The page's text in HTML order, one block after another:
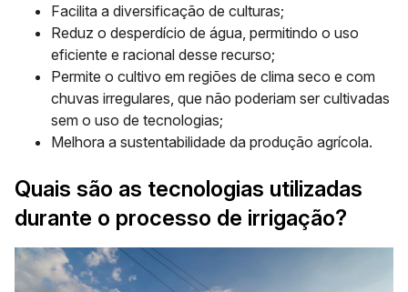
Facilita a diversificação de culturas;
Reduz o desperdício de água, permitindo o uso
eficiente e racional desse recurso;
Permite o cultivo em regiões de clima seco e com
chuvas irregulares, que não poderiam ser cultivadas
sem o uso de tecnologias;
Melhora a sustentabilidade da produção agrícola.
Quais são as tecnologias utilizadas
durante o processo de irrigação?